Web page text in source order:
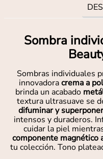
Sombra
Sombras individuales
innovadoracrema a
brinda un acabado
textura ultrasuave se
difuminar y
intensos y duraderos.
cuidar la piel
componente magnético
tu colección. Tono